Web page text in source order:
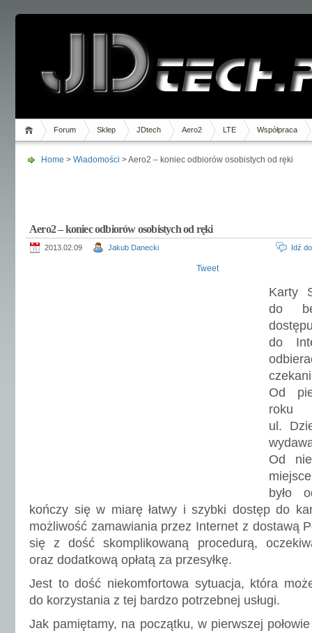
Forum Sklep JDtech Aero2 LTE Współpraca
Home > Wiadomości > Aero2 – koniec odbiorów osobistych od ręki
Aero2 – koniec odbiorów osobistych od ręki
2013.02.09 Jakub Danecki Idź
Tweet
Karty
do
do
Od
roku
ul.
Od
było
kończy się w miarę łatwy i szybki dostęp do
możliwość zamawiania przez Internet z dostawą
się z dość skomplikowaną procedurą,
oraz dodatkową opłatą za przesyłkę.
Jest to dość niekomfortowa sytuacja, która
do korzystania z tej bardzo potrzebnej usługi.
Jak pamiętamy, na początku, w pierwszej